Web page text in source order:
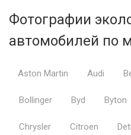
Фотографии
автомобилей по
Aston Martin Audi
Bollinger Byd Byton
Chrysler Citroen